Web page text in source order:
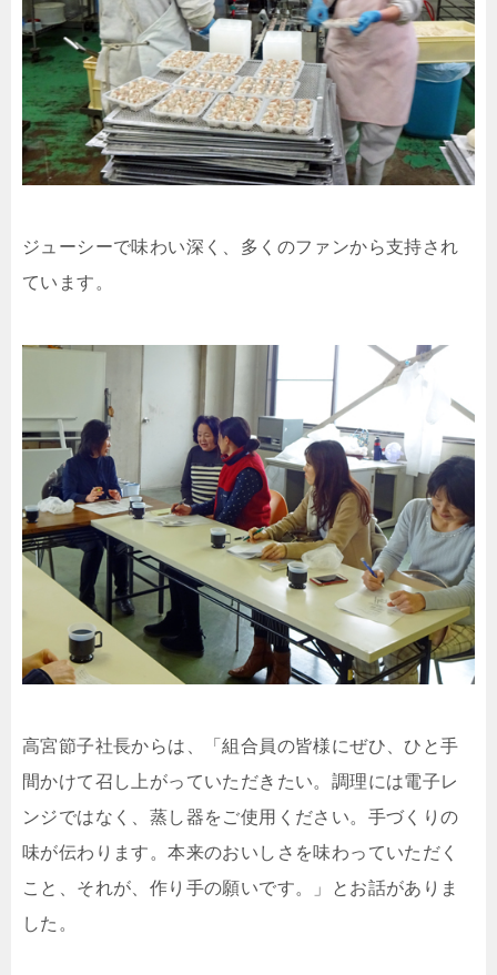
ジューシーで味わい深く、多くのファンから支持され
ています。
高宮節子社長からは、「組合員の皆様にぜひ、ひと手
間かけて召し上がっていただきたい。調理には電子レ
ンジではなく、蒸し器をご使用ください。手づくりの
味が伝わります。本来のおいしさを味わっていただく
こと、それが、作り手の願いです。」とお話がありま
した。